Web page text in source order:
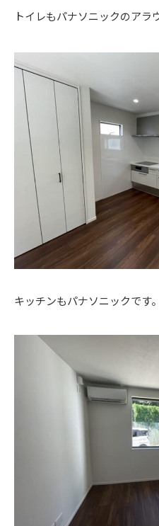
トイレもパナソニックのアラ
キッチンもパナソニックです。